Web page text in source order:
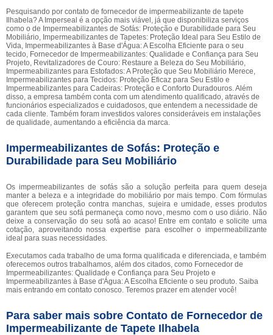
Pesquisando por contato de fornecedor de impermeabilizante de tapete
Ilhabela? A Imperseal é a opção mais viável, já que disponibiliza serviços
como o de Impermeabilizantes de Sofás: Proteção e Durabilidade para Seu
Mobiliário, Impermeabilizantes de Tapetes: Proteção Ideal para Seu Estilo de
Vida, Impermeabilizantes à Base d'Água: A Escolha Eficiente para o seu
tecido, Fornecedor de Impermeabilizantes: Qualidade e Confiança para Seu
Projeto, Revitalizadores de Couro: Restaure a Beleza do Seu Mobiliário,
Impermeabilizantes para Estofados: A Proteção que Seu Mobiliário Merece,
Impermeabilizantes para Tecidos: Proteção Eficaz para Seu Estilo e
Impermeabilizantes para Cadeiras: Proteção e Conforto Duradouros. Além
disso, a empresa também conta com um atendimento qualificado, através de
funcionários especializados e cuidadosos, que entendem a necessidade de
cada cliente. Também foram investidos valores consideráveis em instalações
de qualidade, aumentando a eficiência da marca.
Impermeabilizantes de Sofás: Proteção e
Durabilidade para Seu Mobiliário
Os impermeabilizantes de sofás são a solução perfeita para quem deseja
manter a beleza e a integridade do mobiliário por mais tempo. Com fórmulas
que oferecem proteção contra manchas, sujeira e umidade, esses produtos
garantem que seu sofá permaneça como novo, mesmo com o uso diário. Não
deixe a conservação do seu sofá ao acaso! Entre em contato e solicite uma
cotação, aproveitando nossa expertise para escolher o impermeabilizante
ideal para suas necessidades.
Executamos cada trabalho de uma forma qualificada e diferenciada, e também
oferecemos outros trabalhamos, além dos citados, como Fornecedor de
Impermeabilizantes: Qualidade e Confiança para Seu Projeto e
Impermeabilizantes à Base d'Água: A Escolha Eficiente o seu produto. Saiba
mais entrando em contato conosco. Teremos prazer em atender você!
Para saber mais sobre Contato de Fornecedor de
Impermeabilizante de Tapete Ilhabela